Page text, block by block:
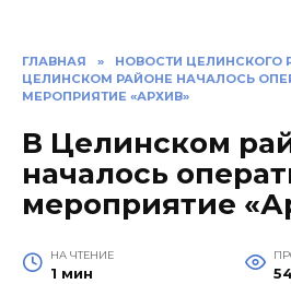
ГЛАВНАЯ » НОВОСТИ ЦЕЛИНСКОГО
ЦЕЛИНСКОМ РАЙОНЕ НАЧАЛОСЬ
МЕРОПРИЯТИЕ «АРХИВ»
В Целинском
началось
мероприятие
НА ЧТЕНИЕ
1 мин